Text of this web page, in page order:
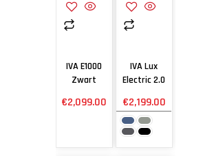
IVA E1000
Zwart
€2,099.00
IVA Lux
Electric 2.0
€2,199.00